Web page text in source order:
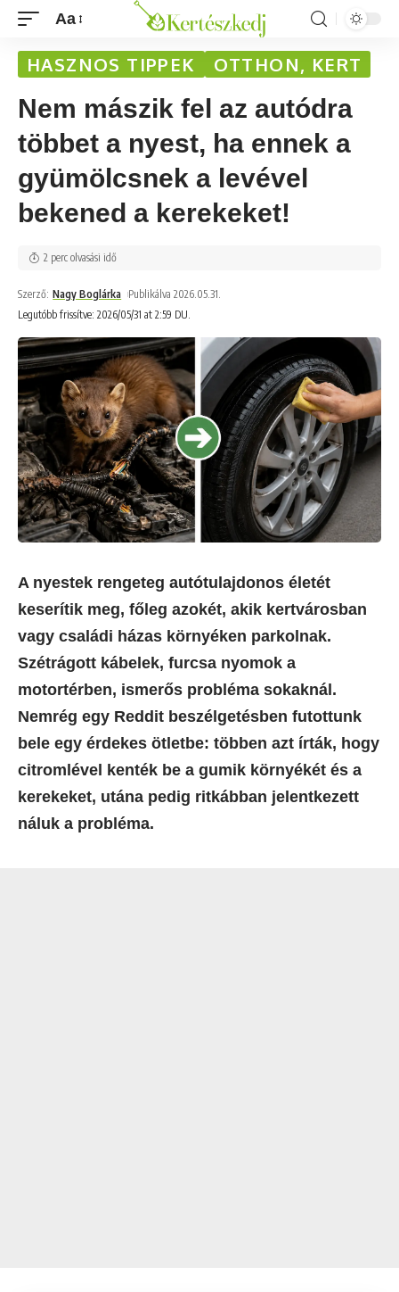
Aa
HASZNOS TIPPEK OTTHON, KERT
Nem mászik fel az autódra
többet a nyest, ha ennek a
gyümölcsnek a levével
bekened a kerekeket!
Legutóbb frissítve: 2026/05/31 at 2:59 DU.
Szerző: Nagy Boglárka Publikálva 2026.05.31.
2 perc olvasási idő
A nyestek rengeteg autótulajdonos életét
keserítik meg, főleg azokét, akik kertvárosban
vagy családi házas környéken parkolnak.
Szétrágott kábelek, furcsa nyomok a
motortérben, ismerős probléma sokaknál.
Nemrég egy Reddit beszélgetésben futottunk
bele egy érdekes ötletbe: többen azt írták, hogy
citromlével kenték be a gumik környékét és a
kerekeket, utána pedig ritkábban jelentkezett
náluk a probléma.